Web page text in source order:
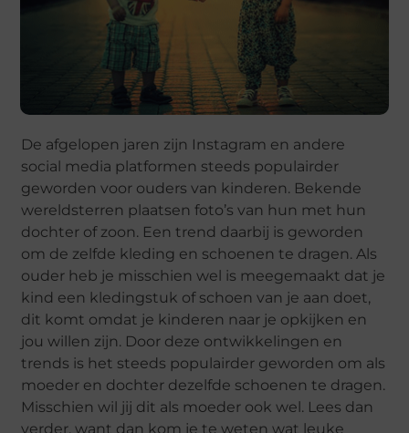
De afgelopen jaren zijn Instagram en andere
social media platformen steeds populairder
geworden voor ouders van kinderen. Bekende
wereldsterren plaatsen foto’s van hun met hun
dochter of zoon. Een trend daarbij is geworden
om de zelfde kleding en schoenen te dragen. Als
ouder heb je misschien wel is meegemaakt dat je
kind een kledingstuk of schoen van je aan doet,
dit komt omdat je kinderen naar je opkijken en
jou willen zijn. Door deze ontwikkelingen en
trends is het steeds populairder geworden om als
moeder en dochter dezelfde schoenen te dragen.
Misschien wil jij dit als moeder ook wel. Lees dan
verder, want dan kom je te weten wat leuke